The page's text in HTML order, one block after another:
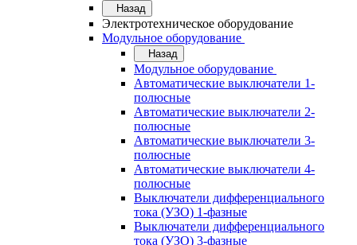
Назад
Электротехническое оборудование
Модульное оборудование
Назад
Модульное оборудование
Автоматические выключатели 1-
полюсные
Автоматические выключатели 2-
полюсные
Автоматические выключатели 3-
полюсные
Автоматические выключатели 4-
полюсные
Выключатели дифференциального
тока (УЗО) 1-фазные
Выключатели дифференциального
тока (УЗО) 3-фазные